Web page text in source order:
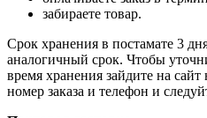
забираете товар.
Срок хранения в постамате 3
аналогичный срок. Чтобы
время хранения зайдите на сайт
номер заказа и телефон и